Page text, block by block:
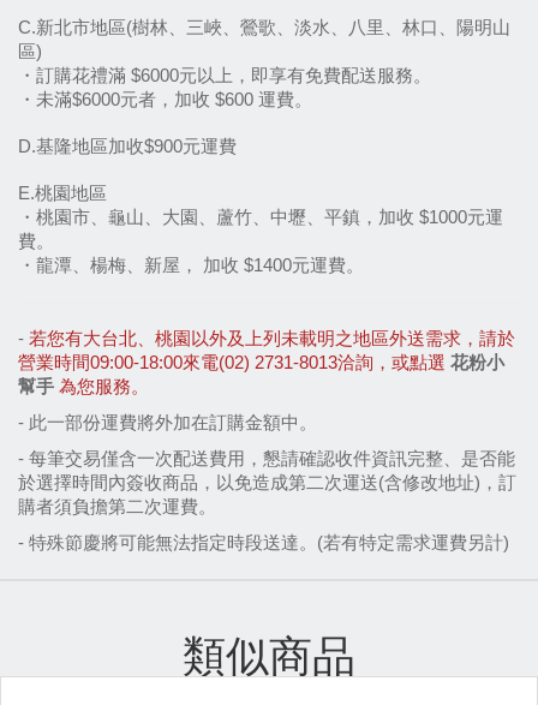
C.新北市地區(樹林、三峽、鶯歌、淡水、八里、林口、陽明山
區)
・訂購花禮滿 $6000元以上，即享有免費配送服務。
・未滿$6000元者，加收 $600 運費。
D.基隆地區加收$900元運費
E.桃園地區
・桃園市、龜山、大園、蘆竹、中壢、平鎮，加收 $1000元運
費。
・龍潭、楊梅、新屋， 加收 $1400元運費。
- 若您有大台北、桃園以外及上列未載明之地區外送需求，請於
營業時間09:00-18:00來電(02) 2731-8013洽詢，或點選 花粉小
幫手 為您服務。
- 此一部份運費將外加在訂購金額中。
- 每筆交易僅含一次配送費用，懇請確認收件資訊完整、是否能
於選擇時間內簽收商品，以免造成第二次運送(含修改地址)，訂
購者須負擔第二次運費。
- 特殊節慶將可能無法指定時段送達。(若有特定需求運費另計)
類似商品